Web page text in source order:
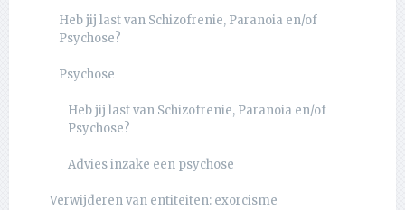
Heb jij last van Schizofrenie, Paranoia en/of
Psychose?
Psychose
Heb jij last van Schizofrenie, Paranoia en/of
Psychose?
Advies inzake een psychose
Verwijderen van entiteiten: exorcisme